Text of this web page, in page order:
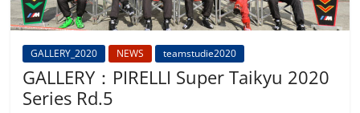
GALLERY_2020 NEWS teamstudie2020
GALLERY：PIRELLI Super Taikyu 2020
Series Rd.5